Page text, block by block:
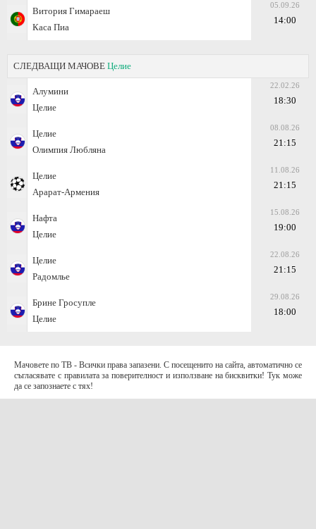
Витория Гимараеш
Каса Пиа
05.09.26
14:00
СЛЕДВАЩИ МАЧОВЕ Целие
Алумини
Целие
22.02.26
18:30
Целие
Олимпия Любляна
08.08.26
21:15
Целие
Арарат-Армения
11.08.26
21:15
Нафта
Целие
15.08.26
19:00
Целие
Радомлье
22.08.26
21:15
Брине Гросупле
Целие
29.08.26
18:00
Мачовете по ТВ - Всички права запазени. С посещенито на сайта, автоматично се
съгласявате с правилата за поверителност и използване на бисквитки! Тук може
да се запознаете с тях!